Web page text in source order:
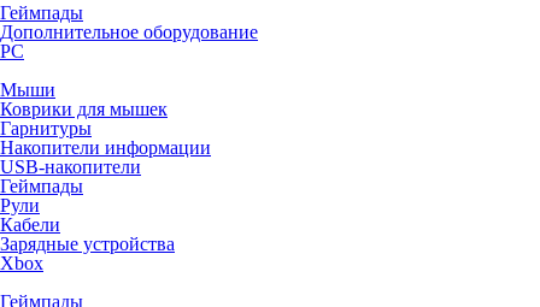
Геймпады
Дополнительное оборудование
PC
Мыши
Коврики для мышек
Гарнитуры
Накопители информации
USB-накопители
Геймпады
Рули
Кабели
Зарядные устройства
Xbox
Геймпады